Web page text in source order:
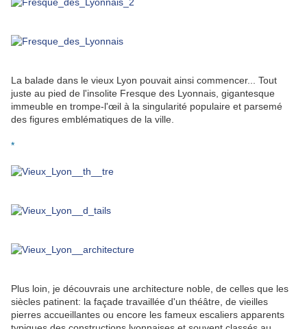
La balade dans le vieux Lyon pouvait ainsi commencer... Tout
juste au pied de l'insolite Fresque des Lyonnais, gigantesque
immeuble en trompe-l'œil à la singularité populaire et parsemé
des figures emblématiques de la ville.
*
Plus loin, je découvrais une architecture noble, de celles que les
siècles patinent: la façade travaillée d'un théâtre, de vieilles
pierres accueillantes ou encore les fameux escaliers apparents